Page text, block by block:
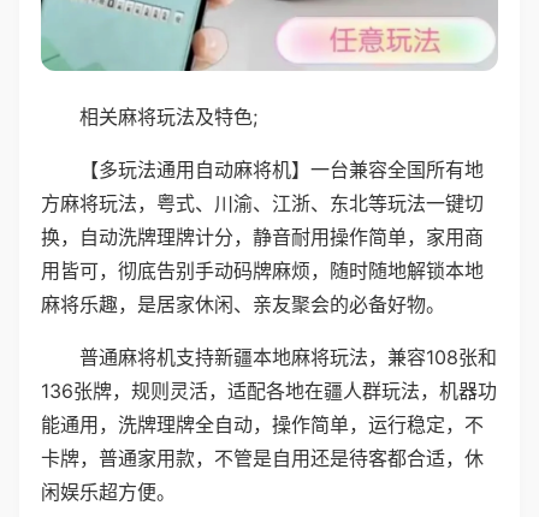
相关麻将玩法及特色;
【多玩法通用自动麻将机】一台兼容全国所有地
方麻将玩法，粤式、川渝、江浙、东北等玩法一键切
换，自动洗牌理牌计分，静音耐用操作简单，家用商
用皆可，彻底告别手动码牌麻烦，随时随地解锁本地
麻将乐趣，是居家休闲、亲友聚会的必备好物。
普通麻将机支持新疆本地麻将玩法，兼容108张和
136张牌，规则灵活，适配各地在疆人群玩法，机器功
能通用，洗牌理牌全自动，操作简单，运行稳定，不
卡牌，普通家用款，不管是自用还是待客都合适，休
闲娱乐超方便。